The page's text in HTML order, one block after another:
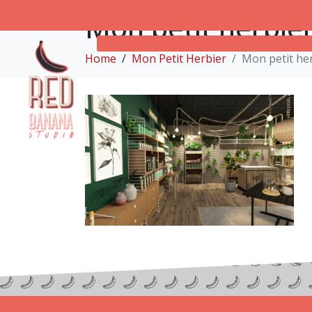
Mon petit
Home Mon Petit Herbier Mon petit